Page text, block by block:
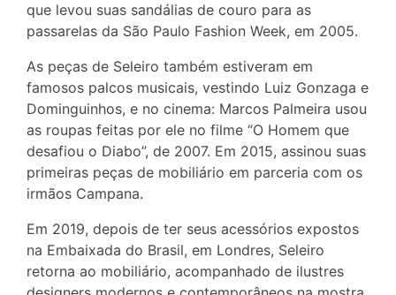
que levou suas sandálias de couro para as
passarelas da São Paulo Fashion Week, em 2005.
As peças de Seleiro também estiveram em
famosos palcos musicais, vestindo Luiz Gonzaga e
Dominguinhos, e no cinema: Marcos Palmeira usou
as roupas feitas por ele no filme “O Homem que
desafiou o Diabo”, de 2007. Em 2015, assinou suas
primeiras peças de mobiliário em parceria com os
irmãos Campana.
Em 2019, depois de ter seus acessórios expostos
na Embaixada do Brasil, em Londres, Seleiro
retorna ao mobiliário, acompanhado de ilustres